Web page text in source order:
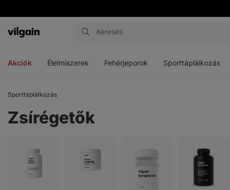
Vilgain
Akciók Élelmiszerek Fehérjeporok Sporttáplálkozás
Sporttáplálkozás
Zsírégetők